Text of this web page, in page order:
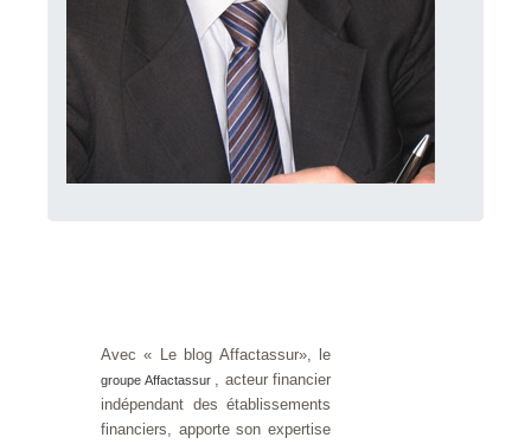
Avec « Le blog Affactassur», le
groupe Affactassur , acteur financier
indépendant des établissements
financiers, apporte son expertise